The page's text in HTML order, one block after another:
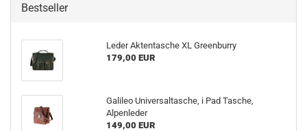
Bestseller
Leder Aktentasche XL Greenburry
179,00 EUR
Galileo Universaltasche, i Pad Tasche,
Alpenleder
149,00 EUR